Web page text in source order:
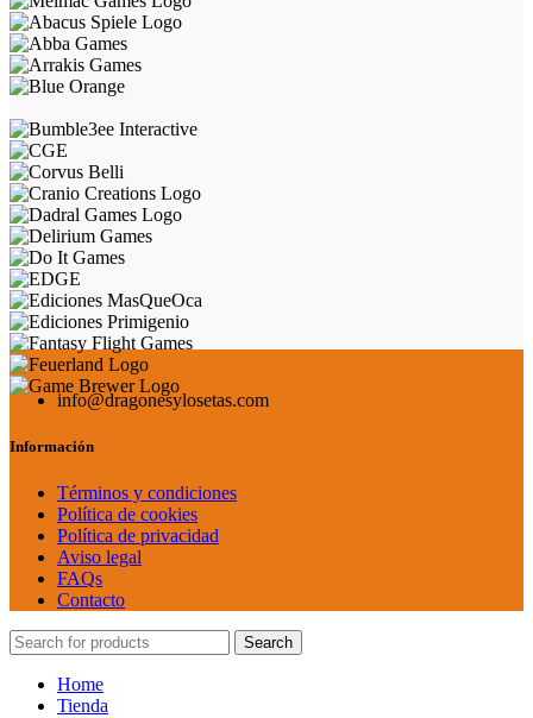
info@dragonesylosetas.com
Información
Términos y condiciones
Política de cookies
Política de privacidad
Aviso legal
FAQs
Contacto
Search
Home
Tienda